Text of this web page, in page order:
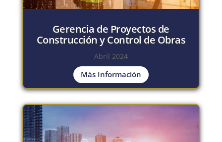
Gerencia de Proyectos de
Construcción y Control de Obras
Abril 2024
Más Información